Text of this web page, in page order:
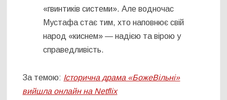
«гвинтиків системи». Але водночас
Мустафа стає тим, хто наповнює свій
народ «киснем» — надією та вірою у
справедливість.
За темою: Історична драма «БожеВільні»
вийшла онлайн на Netflix